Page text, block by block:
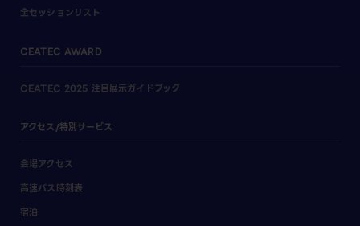
全セッションリスト
CEATEC AWARD
CEATEC 2025 注目展示ガイドブック
アクセス/特別サービス
会場アクセス
高速バス時刻表
宿泊